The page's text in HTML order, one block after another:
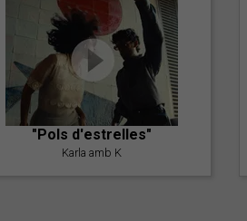
"Pols d'estrelles"
Karla amb K